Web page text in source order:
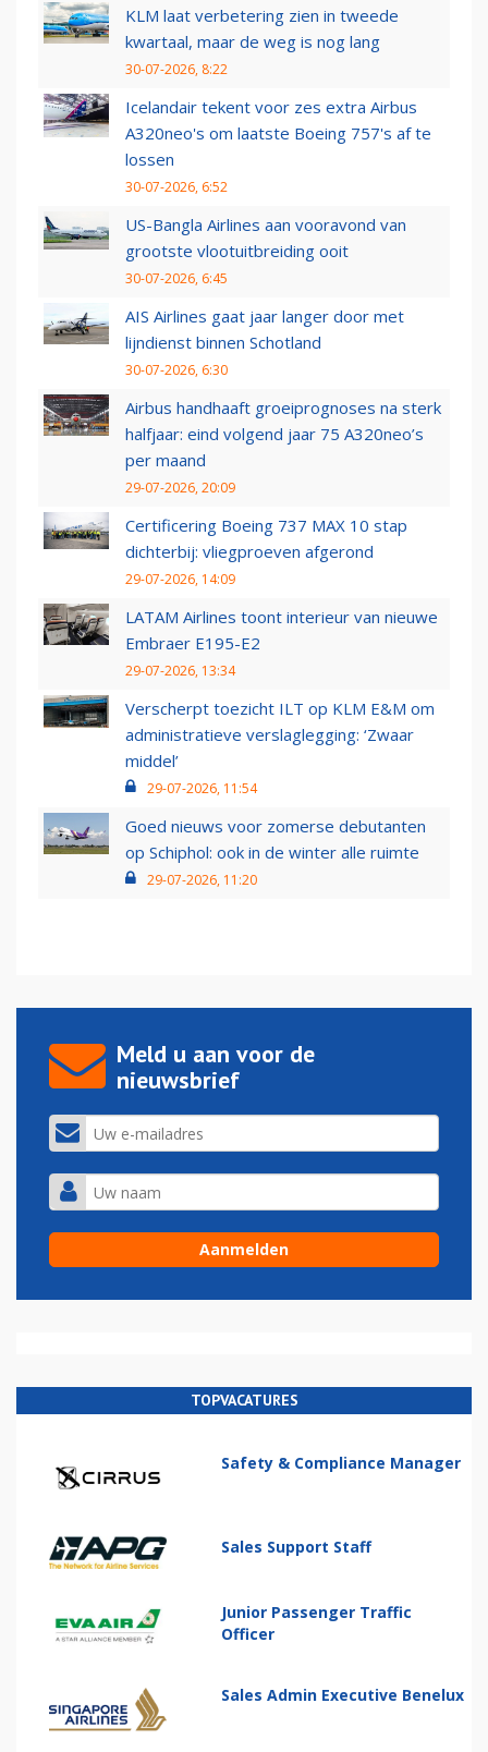
KLM laat verbetering zien in tweede
kwartaal, maar de weg is nog lang
30-07-2026, 8:22
Icelandair tekent voor zes extra Airbus
A320neo's om laatste Boeing 757's af te
lossen
30-07-2026, 6:52
US-Bangla Airlines aan vooravond van
grootste vlootuitbreiding ooit
30-07-2026, 6:45
AIS Airlines gaat jaar langer door met
lijndienst binnen Schotland
30-07-2026, 6:30
Airbus handhaaft groeiprognoses na sterk
halfjaar: eind volgend jaar 75 A320neo’s
per maand
29-07-2026, 20:09
Certificering Boeing 737 MAX 10 stap
dichterbij: vliegproeven afgerond
29-07-2026, 14:09
LATAM Airlines toont interieur van nieuwe
Embraer E195-E2
29-07-2026, 13:34
Verscherpt toezicht ILT op KLM E&M om
administratieve verslaglegging: ‘Zwaar
middel’
29-07-2026, 11:54
Goed nieuws voor zomerse debutanten
op Schiphol: ook in de winter alle ruimte
29-07-2026, 11:20
Meld u aan voor de
nieuwsbrief
TOPVACATURES
Safety & Compliance Manager
Sales Support Staff
Junior Passenger Traffic
Officer
Sales Admin Executive Benelux